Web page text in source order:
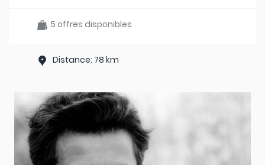
5 offres disponibles
Distance: 78 km